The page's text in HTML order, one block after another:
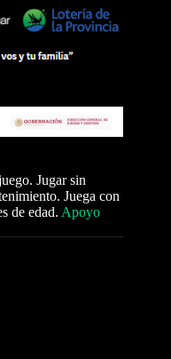
Jugar sin
Juega con
de edad. Apoyo